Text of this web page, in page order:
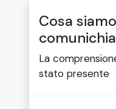
Cosa
La
stato presente